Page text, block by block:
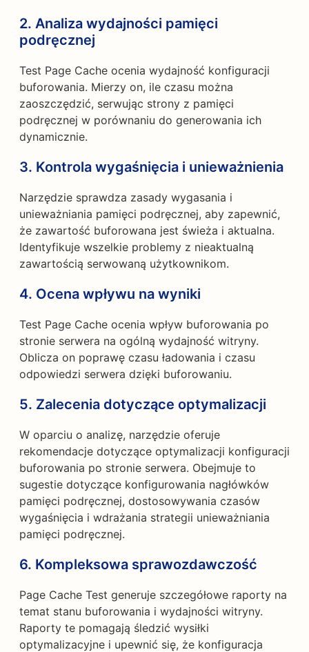
2. Analiza wydajności pamięci
podręcznej
Test Page Cache ocenia wydajność konfiguracji
buforowania. Mierzy on, ile czasu można
zaoszczędzić, serwując strony z pamięci
podręcznej w porównaniu do generowania ich
dynamicznie.
3. Kontrola wygaśnięcia i unieważnienia
Narzędzie sprawdza zasady wygasania i
unieważniania pamięci podręcznej, aby zapewnić,
że zawartość buforowana jest świeża i aktualna.
Identyfikuje wszelkie problemy z nieaktualną
zawartością serwowaną użytkownikom.
4. Ocena wpływu na wyniki
Test Page Cache ocenia wpływ buforowania po
stronie serwera na ogólną wydajność witryny.
Oblicza on poprawę czasu ładowania i czasu
odpowiedzi serwera dzięki buforowaniu.
5. Zalecenia dotyczące optymalizacji
W oparciu o analizę, narzędzie oferuje
rekomendacje dotyczące optymalizacji konfiguracji
buforowania po stronie serwera. Obejmuje to
sugestie dotyczące konfigurowania nagłówków
pamięci podręcznej, dostosowywania czasów
wygaśnięcia i wdrażania strategii unieważniania
pamięci podręcznej.
6. Kompleksowa sprawozdawczość
Page Cache Test generuje szczegółowe raporty na
temat stanu buforowania i wydajności witryny.
Raporty te pomagają śledzić wysiłki
optymalizacyjne i upewnić się, że konfiguracja